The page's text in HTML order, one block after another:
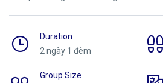
Duration
2 ngày 1 đêm
Group Size